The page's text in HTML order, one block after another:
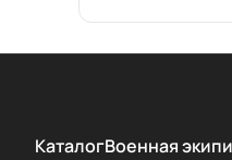
КаталогВоенная